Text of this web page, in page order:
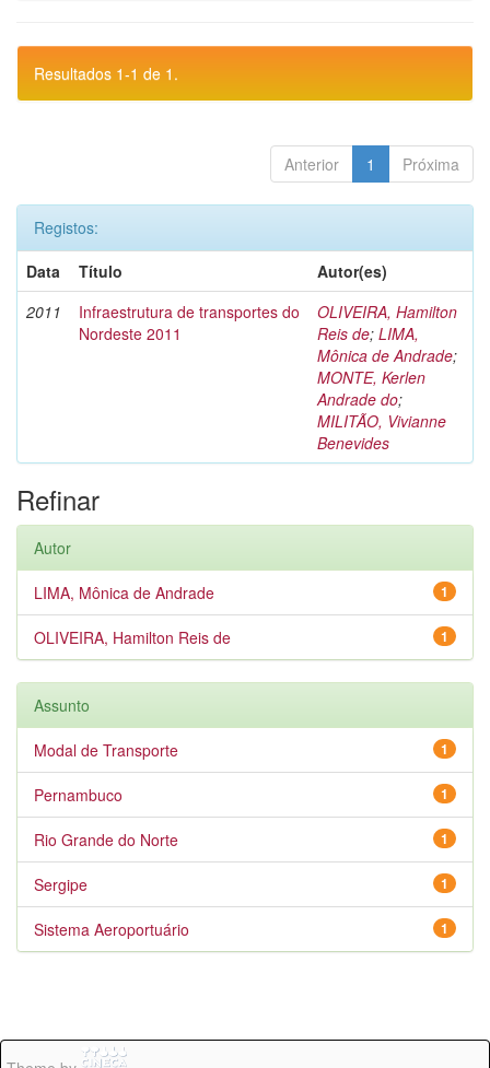
Resultados 1-1 de 1.
Anterior 1 Próxima
Registos:
Data
Título
Autor(es)
2011
Infraestrutura de transportes do
Nordeste 2011
OLIVEIRA, Hamilton
Reis de; LIMA,
Mônica de Andrade;
MONTE, Kerlen
Andrade do;
MILITÃO, Vivianne
Benevides
Refinar
Autor
1
LIMA, Mônica de Andrade
1
OLIVEIRA, Hamilton Reis de
Assunto
1
Modal de Transporte
1
Pernambuco
1
Rio Grande do Norte
1
Sergipe
1
Sistema Aeroportuário